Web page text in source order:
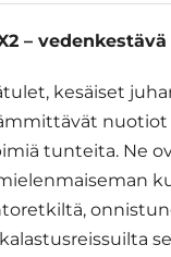
20,00 €.
–
kesäiset
nuotiot
tunteita. Ne